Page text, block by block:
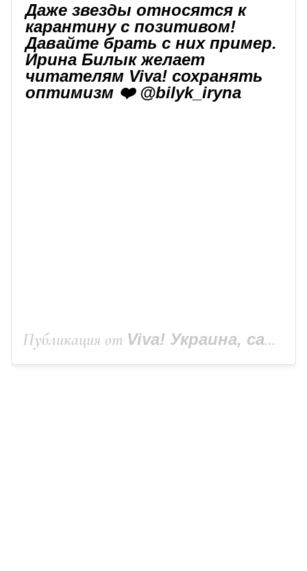
Даже звезды относятся к
карантину с позитивом!
Давайте брать с них пример.
Ирина Билык желает
читателям Viva! сохранять
оптимизм ❤️ @bilyk_iryna
Публикация от Viva! Украина, сайт Viva.ua